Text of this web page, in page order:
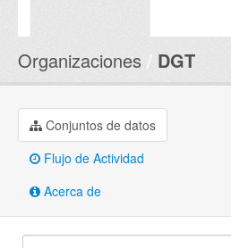
Organizaciones DGT
Conjuntos de datos
Flujo de Actividad
Acerca de